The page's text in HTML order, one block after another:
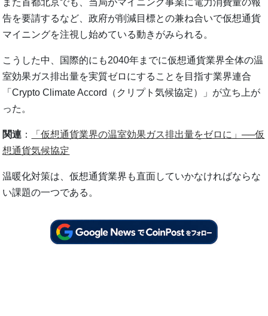
また首都北京でも、当局がマイニング事業に電力消費量の報
告を要請するなど、政府が削減目標との兼ね合いで仮想通貨
マイニングを注視し始めている動きがみられる。
こうした中、国際的にも2040年までに仮想通貨業界全体の温
室効果ガス排出量を実質ゼロにすることを目指す業界連合
「Crypto Climate Accord（クリプト気候協定）」が立ち上が
った。
関連 ：
「仮想通貨業界の温室効果ガス排出量をゼロに」──仮
想通貨気候協定
温暖化対策は、仮想通貨業界も直面していかなければならな
い課題の一つである。